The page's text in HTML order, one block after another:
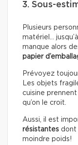
3. Sous-
Plusieurs
matériel…
manque alors
papier
Prévoyez
Les objets
cuisine
qu’on le croit.
Aussi, il est
résistantes dont
moindre poids!